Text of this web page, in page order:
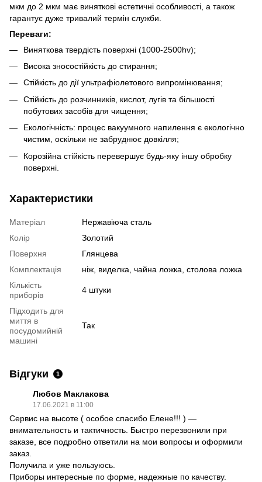
мкм до 2 мкм має виняткові естетичні особливості, а також
гарантує дуже тривалий термін служби.
Переваги:
Виняткова твердість поверхні (1000-2500hv);
Висока зносостійкість до стирання;
Стійкість до дії ультрафіолетового випромінювання;
Стійкість до розчинників, кислот, лугів та більшості
побутових засобів для чищення;
Екологічність: процес вакуумного напилення є екологічно
чистим, оскільки не забруднює довкілля;
Корозійна стійкість перевершує будь-яку іншу обробку
поверхні.
Характеристики
Матеріал
Нержавіюча сталь
Колір
Золотий
Поверхня
Глянцева
Комплектація
ніж, виделка, чайна ложка, столова ложка
Кількість
приборів
4 штуки
Підходить для
миття в
посудомийній
машині
Так
Відгуки 1
Любов Маклакова
17.06.2021 в 11:00
Сервис на высоте ( особое спасибо Елене!!! ) —
внимательность и тактичность. Быстро перезвонили при
заказе, все подробно ответили на мои вопросы и оформили
заказ.
Получила и уже пользуюсь.
Приборы интересные по форме, надежные по качеству.